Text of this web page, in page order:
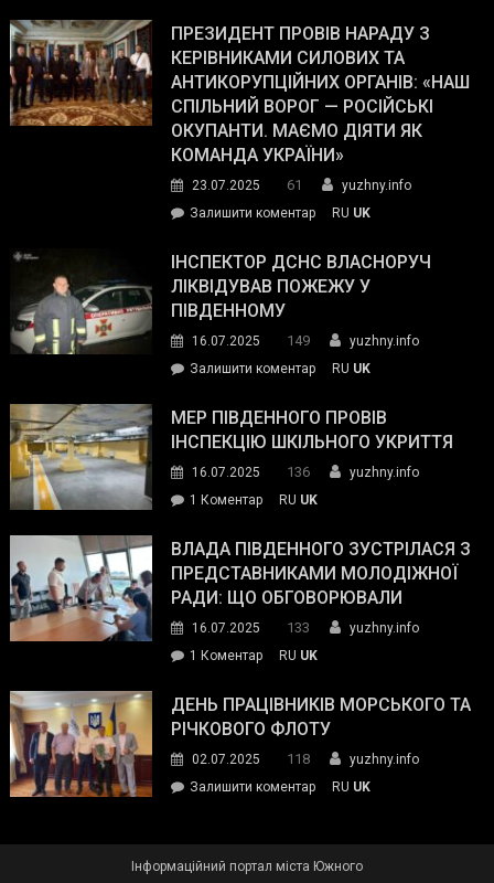
Street
Journal.
Південному
працівникам
ОПЗ
з
матеріального
резерву
гуманітарну
допомогу
ПРЕЗИДЕНТ ПРОВІВ НАРАДУ З
КЕРІВНИКАМИ СИЛОВИХ ТА
АНТИКОРУПЦІЙНИХ ОРГАНІВ: «НАШ
СПІЛЬНИЙ ВОРОГ — РОСІЙСЬКІ
ОКУПАНТИ. МАЄМО ДІЯТИ ЯК
КОМАНДА УКРАЇНИ»
23.07.2025 61
yuzhny.info
Залишити коментарon
провів
нараду
силових
та
органів:
«Наш
спільний
окупанти.
Маємо
діяти
команда
RU UK
ІНСПЕКТОР ДСНС ВЛАСНОРУЧ
ЛІКВІДУВАВ ПОЖЕЖУ У
ПІВДЕННОМУ
16.07.2025 149
yuzhny.info
Залишити коментарon
ДСНС
власноруч
пожежу
у
RU UK
МЕР ПІВДЕННОГО ПРОВІВ
ІНСПЕКЦІЮ ШКІЛЬНОГО УКРИТТЯ
16.07.2025 136
yuzhny.info
1 Коментардо
Південного
провів
інспекцію
укриття
RU UK
ВЛАДА ПІВДЕННОГО ЗУСТРІЛАСЯ З
ПРЕДСТАВНИКАМИ МОЛОДІЖНОЇ
РАДИ: ЩО ОБГОВОРЮВАЛИ
16.07.2025 133
yuzhny.info
1 Коментардо
Південного
зустрілася
представниками
молодіжної
обговорювали
RU UK
ДЕНЬ ПРАЦІВНИКІВ МОРСЬКОГО ТА
РІЧКОВОГО ФЛОТУ
02.07.2025 118
yuzhny.info
Залишити коментарon
RU UK
Інформаційний портал міста Южного